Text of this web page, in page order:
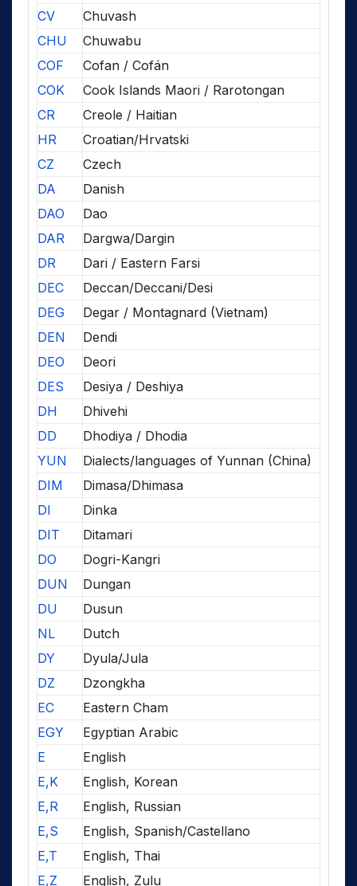
CV
Chuvash
CHU
Chuwabu
COF
Cofan / Cofán
COK
Cook Islands Maori / Rarotongan
CR
Creole / Haitian
HR
Croatian/Hrvatski
CZ
Czech
DA
Danish
DAO
Dao
DAR
Dargwa/Dargin
DR
Dari / Eastern Farsi
DEC
Deccan/Deccani/Desi
DEG
Degar / Montagnard (Vietnam)
DEN
Dendi
DEO
Deori
DES
Desiya / Deshiya
DH
Dhivehi
DD
Dhodiya / Dhodia
YUN
Dialects/languages of Yunnan (China)
DIM
Dimasa/Dhimasa
DI
Dinka
DIT
Ditamari
DO
Dogri-Kangri
DUN
Dungan
DU
Dusun
NL
Dutch
DY
Dyula/Jula
DZ
Dzongkha
EC
Eastern Cham
EGY
Egyptian Arabic
E
English
E,K
English, Korean
E,R
English, Russian
E,S
English, Spanish/Castellano
E,T
English, Thai
E,Z
English, Zulu